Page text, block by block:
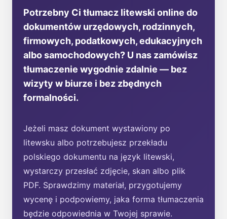
Potrzebny Ci tłumacz litewski online do
dokumentów urzędowych, rodzinnych,
firmowych, podatkowych, edukacyjnych
albo samochodowych? U nas zamówisz
tłumaczenie wygodnie zdalnie — bez
wizyty w biurze i bez zbędnych
formalności.
Jeżeli masz dokument wystawiony po
litewsku albo potrzebujesz przekładu
polskiego dokumentu na język litewski,
wystarczy przesłać zdjęcie, skan albo plik
PDF. Sprawdzimy materiał, przygotujemy
wycenę i podpowiemy, jaka forma tłumaczenia
będzie odpowiednia w Twojej sprawie.